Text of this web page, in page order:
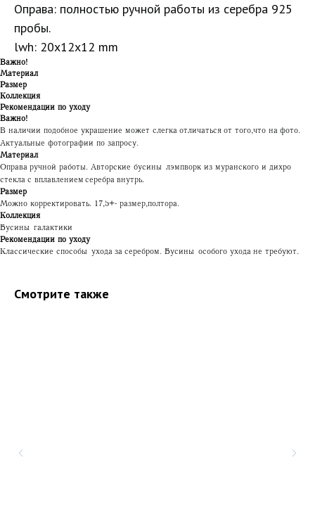
Оправа: полностью ручной работы из серебра 925
пробы.
lwh: 20x12x12 mm
Важно!
Материал
Размер
Коллекция
Рекомендации по уходу
Важно!
В наличии подобное украшение может слегка отличаться от того, что на фото.
Актуальные фотографии по запросу.
Материал
Оправа ручной работы. Авторские бусины лэмпворк из муранского и дихро
стекла с вплавлением серебра внутрь.
Размер
Можно корректировать. 17,5+- размер, полтора.
Коллекция
Бусины галактики
Рекомендации по уходу
Классические способы ухода за серебром. Бусины особого ухода не требуют.
Смотрите также